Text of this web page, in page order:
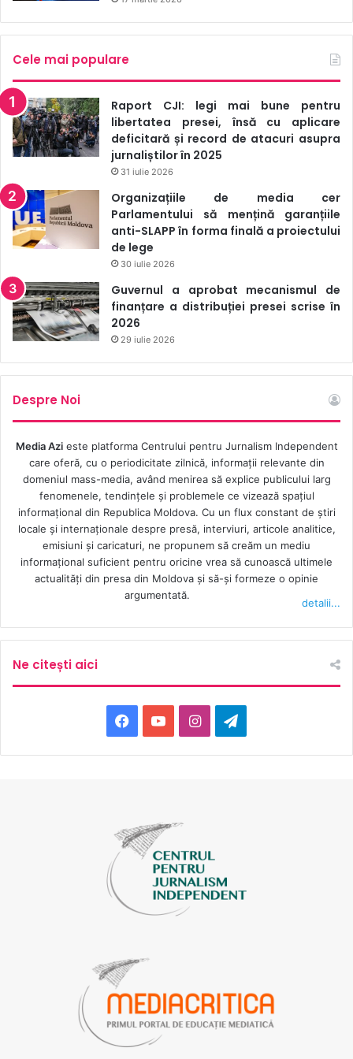
justificării crimelor de război și crimelor împotriva
umanității în ochii cetățenilor Federației Ruse, conducerea
țării agresoare a implicat un șir de instituții mass-media,
persoane publice și personalități celebre. Potrivit
anchetei, propagandiștii – jurnalişti Dmitri Kiseliov și Olga
Skabeeva au justificat în mod repetat acțiunile conducerii
militaro-politice ale statului agresor și au cerut confiscarea
de către forțele armate ale Federației Ruse a teritoriilor
suverane Ucrainei”, se arată în comunicatul oficial al
Procurorului General al Ucrainei.
a scris cu referire la Serviciul de Securitate al
Ucrainei (SBU) că Dmitrii Kiseliov și jurnalista Olga
Skabeeva vor fi dați în urmărire internațională de către
organele ucrainene.
Mai devreme, într-o conversație cu RIA Novosti, Kiseliov a
conform cărora ar amenința securitatea națională a
Ucrainei. El și-a exprimat regretul că „statul ucrainean a
ajuns la un asemenea grad de vulnerabilitate, încât se
simte amenințat de un jurnalist”.
Anterior, un tribunal ucrainean a decis arestarea Margaritei
Simonian, redactoare-șefă a canalului RT și al agenției
Rossia Segodnia. Motivul inițierii cazului au fost
declarațiile despre Donbass, precum și „finanțarea
schimbării violente a ordinii constituționale” a Ucrainei.
Cele mai populare
Raport CJI: legi mai bune pentru
libertatea presei, însă cu aplicare
deficitară și record de atacuri asupra
jurnaliștilor în 2025
31 iulie 2026
Organizațiile de media cer
Parlamentului să mențină garanțiile
anti-SLAPP în forma finală a proiectului
de lege
30 iulie 2026
Guvernul a aprobat mecanismul de
finanțare a distribuției presei scrise în
2026
29 iulie 2026
Despre Noi
Media Azieste platforma Centrului pentru Jurnalism Independent
care oferă, cu o periodicitate zilnică, informații relevante din
domeniul mass-media, având menirea să explice publicului larg
fenomenele, tendințele și problemele ce vizează spațiul
informațional din Republica Moldova. Cu un flux constant de ştiri
locale şi internaţionale despre presă, interviuri, articole analitice,
emisiuni și caricaturi, ne propunem să creăm un mediu
informaţional suficient pentru oricine vrea să cunoască ultimele
actualităţi din presa din Moldova şi să-şi formeze o opinie
argumentată.
detalii...
Ne citești aici
Facebook
YouTubeInstagramTelegram